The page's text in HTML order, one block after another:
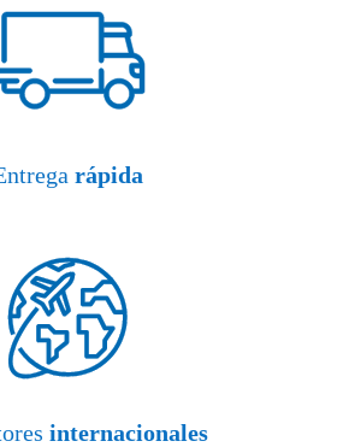
rápida
internacionales